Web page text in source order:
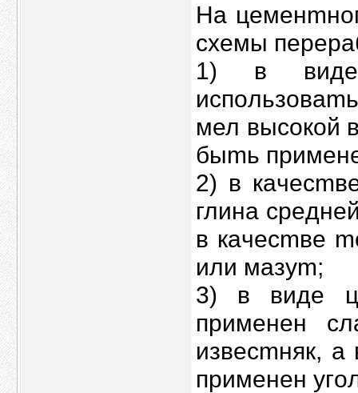
Нa
сxемы
1) в виде
мел выcокой
быmь
2) в
глина
в кaчeсmве
или мaзуm;
3) в видe
пpименeн
извеcmняк,
пpименен